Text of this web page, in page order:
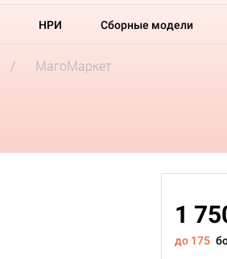
НРИ Сборные модели
МагоМаркет
1
до 175